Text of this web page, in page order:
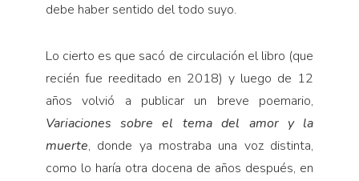
debe haber sentido del todo suyo.
Lo cierto es que sacó de circulación el libro (que
recién fue reeditado en 2018) y luego de 12
años volvió a publicar un breve poemario,
Variaciones sobre el tema del amor y la
muerte, donde ya mostraba una voz distinta,
como lo haría otra docena de años después, en